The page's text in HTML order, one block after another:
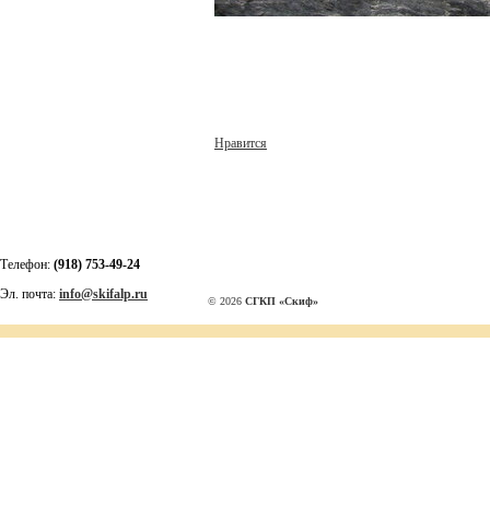
Нравится
Телефон: (918) 753-49-24
Эл. почта: info@skifalp.ru © 2026 СГКП «Скиф»